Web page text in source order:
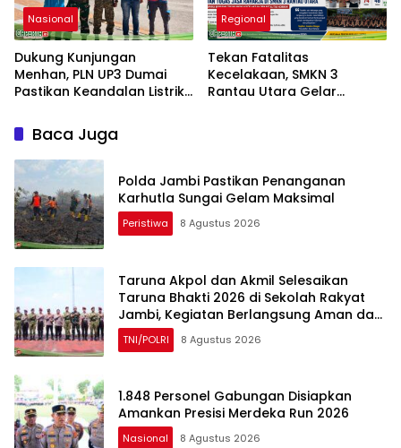
Nasional
Dukung Kunjungan
Menhan, PLN UP3 Dumai
Pastikan Keandalan Listrik
Regional
Tekan Fatalitas
Kecelakaan, SMKN 3
Rantau Utara Gelar
Baca Juga
Polda Jambi Pastikan Penanganan
Karhutla Sungai Gelam Maksimal
Peristiwa 8 Agustus 2026
Taruna Akpol dan Akmil Selesaikan
Taruna Bhakti 2026 di Sekolah Rakyat
Jambi, Kegiatan Berlangsung Aman dan
Lancar
TNI/POLRI 8 Agustus 2026
1.848 Personel Gabungan Disiapkan
Amankan Presisi Merdeka Run 2026
Nasional 8 Agustus 2026